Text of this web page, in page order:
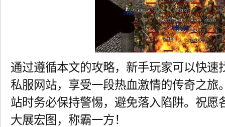
通过遵循本文的攻略，新手玩家可以快速
私服网站，享受一段热血激情的传奇之旅
站时务必保持警惕，避免落入陷阱。祝愿
大展宏图，称霸一方！